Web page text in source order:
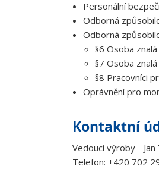
Personální
Odborná
Odborná
§6 Osoba
§7 Osoba
§8 Pracovníci
Oprávnění pro
Kontaktní
Vedoucí výroby -
Telefon: +420 702